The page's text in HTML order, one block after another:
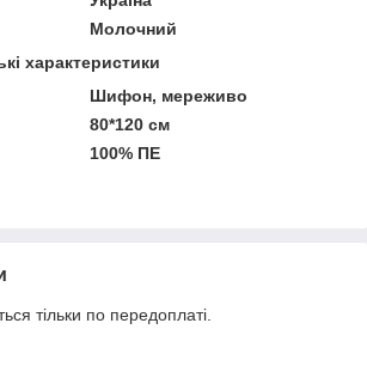
Молочний
характеристики
Шифон, мереживо
80*120 см
100% ПЕ
тільки по передоплаті.